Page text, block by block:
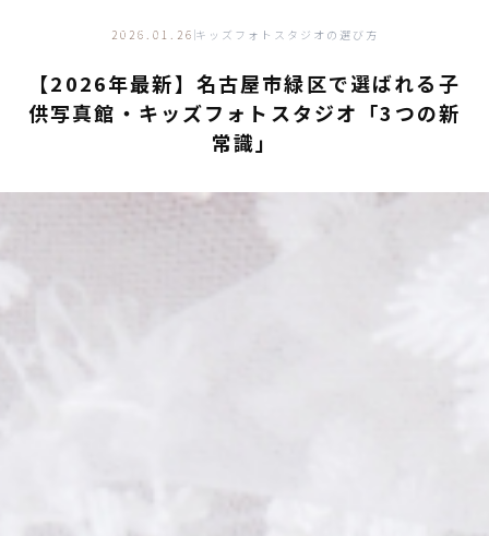
キッズフォトものがたり PHOTO STUDIO GUIDE
2026.01.26 キッズフォトスタジオの選び方
【2026年最新】名古屋市緑区で選ばれる子
供写真館・キッズフォトスタジオ「3つの新
常識」